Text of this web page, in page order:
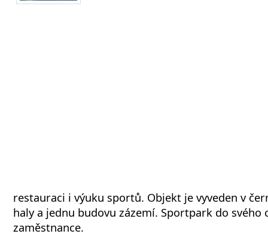
restauraci i výuku sportů. Objekt je vyveden v
haly a jednu budovu zázemí. Sportpark do svého
zaměstnance.